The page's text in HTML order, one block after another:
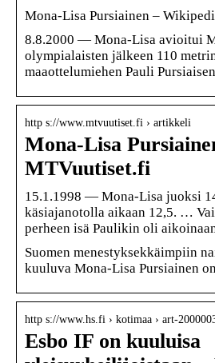
Mona-Lisa Pursiainen –
8.8.2000 — Mona-Lisa avioitui
olympialaisten jälkeen 110
maaottelumiehen Pauli
http s://www.mtvuutiset.fi › artikkeli
Mona-Lisa
MTVuutiset.fi
15.1.1998 — Mona-Lisa juoksi
käsiajanotolla aikaan 12,5. …
perheen isä Paulikin oli
Suomen menestyksekkäimpiin
kuuluva Mona-Lisa Pursiainen
http s://www.hs.fi › kotimaa › art-
Esbo IF on kuuluisa